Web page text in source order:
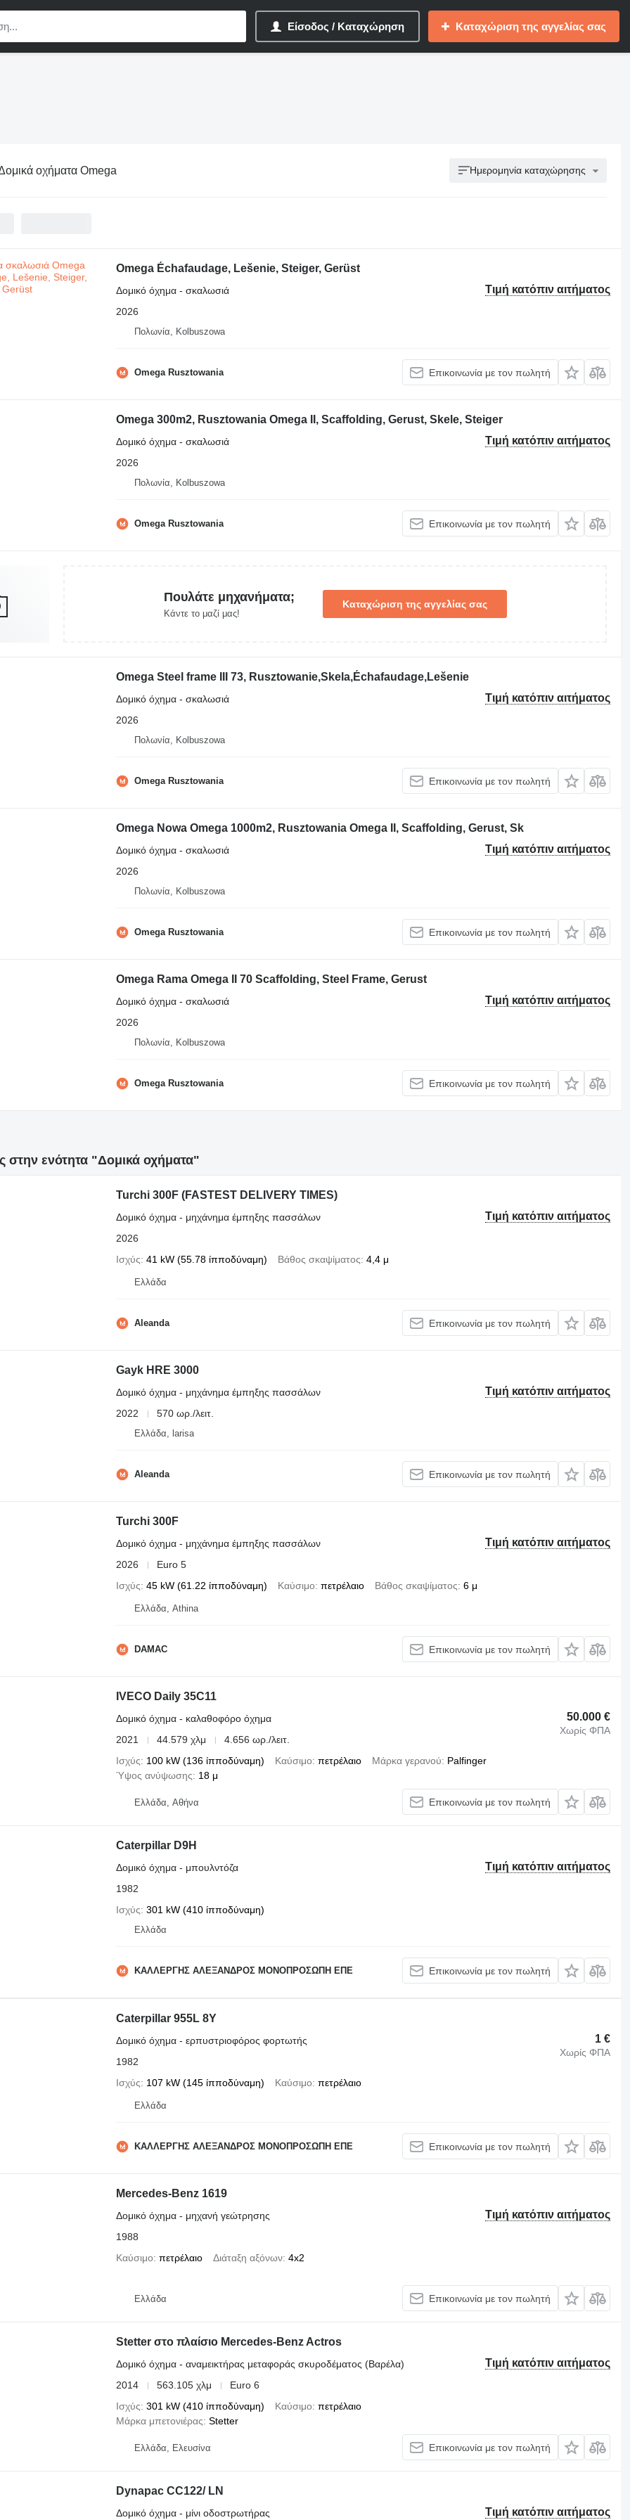
Είσοδος / Καταχώρηση Καταχώριση της αγγελίας σας
οχήματα Omega Ημερομηνία καταχώρησης
Omega Échafaudage, Lešenie, Steiger, Gerüst
Τιμή κατόπιν αιτήματος
Δομικό όχημα - σκαλωσιά
2026
Πολωνία, Kolbuszowa
Omega Rusztowania Επικοινωνία με τον πωλητή
Omega 300m2, Rusztowania Omega II, Scaffolding, Gerust, Skele, Steiger
Τιμή κατόπιν αιτήματος
Δομικό όχημα - σκαλωσιά
2026
Πολωνία, Kolbuszowa
Omega Rusztowania Επικοινωνία με τον πωλητή
Πουλάτε μηχανήματα;
Κάντε το μαζί μας!
Καταχώριση της αγγελίας σας
Omega Steel frame III 73, Rusztowanie,Skela,Échafaudage,Lešenie
Τιμή κατόπιν αιτήματος
Δομικό όχημα - σκαλωσιά
2026
Πολωνία, Kolbuszowa
Omega Rusztowania Επικοινωνία με τον πωλητή
Omega Nowa Omega 1000m2, Rusztowania Omega II, Scaffolding, Gerust, Sk
Τιμή κατόπιν αιτήματος
Δομικό όχημα - σκαλωσιά
2026
Πολωνία, Kolbuszowa
Omega Rusztowania Επικοινωνία με τον πωλητή
Omega Rama Omega II 70 Scaffolding, Steel Frame, Gerust
Τιμή κατόπιν αιτήματος
Δομικό όχημα - σκαλωσιά
2026
Πολωνία, Kolbuszowa
Omega Rusztowania Επικοινωνία με τον πωλητή
στην ενότητα "Δομικά οχήματα"
Turchi 300F (FASTEST DELIVERY TIMES)
Τιμή κατόπιν αιτήματος
Δομικό όχημα - μηχάνημα έμπηξης πασσάλων
2026
Ισχύς 41 kW (55.78 ίπποδύναμη) Βάθος σκαψίματος 4,4 μ
Ελλάδα
Aleanda Επικοινωνία με τον πωλητή
Gayk HRE 3000
Τιμή κατόπιν αιτήματος
Δομικό όχημα - μηχάνημα έμπηξης πασσάλων
2022
570 ωρ./λειτ.
Ελλάδα, larisa
Aleanda Επικοινωνία με τον πωλητή
Turchi 300F
Τιμή κατόπιν αιτήματος
Δομικό όχημα - μηχάνημα έμπηξης πασσάλων
2026
Euro 5
Ισχύς 45 kW (61.22 ίπποδύναμη) Καύσιμο πετρέλαιο Βάθος σκαψίματος 6 μ
Ελλάδα, Athina
DAMAC Επικοινωνία με τον πωλητή
IVECO Daily 35C11
50.000 €
Χωρίς ΦΠΑ
Δομικό όχημα - καλαθοφόρο όχημα
2021
44.579 χλμ
4.656 ωρ./λειτ.
Ισχύς
100 kW (136 ίπποδύναμη) Καύσιμο πετρέλαιο Μάρκα γερανού
Palfinger
Ύψος ανύψωσης
18 μ
Ελλάδα, Αθήνα Επικοινωνία με τον πωλητή
Caterpillar D9H
Τιμή κατόπιν αιτήματος
Δομικό όχημα - μπουλντόζα
1982
Ισχύς 301 kW (410 ίπποδύναμη)
Ελλάδα
ΚΑΛΛΕΡΓΗΣ ΑΛΕΞΑΝΔΡΟΣ ΜΟΝΟΠΡΟΣΩΠΗ ΕΠΕ Επικοινωνία με τον πωλητή
Caterpillar 955L 8Y
1 €
Χωρίς ΦΠΑ
Δομικό όχημα - ερπυστριοφόρος φορτωτής
1982
Ισχύς
107 kW (145 ίπποδύναμη) Καύσιμο πετρέλαιο
Ελλάδα
ΚΑΛΛΕΡΓΗΣ ΑΛΕΞΑΝΔΡΟΣ ΜΟΝΟΠΡΟΣΩΠΗ ΕΠΕ Επικοινωνία με τον πωλητή
Mercedes-Benz 1619
Τιμή κατόπιν αιτήματος
Δομικό όχημα - μηχανή γεώτρησης
1988
Καύσιμο πετρέλαιο Διάταξη αξόνων 4x2
Ελλάδα Επικοινωνία με τον πωλητή
Stetter στο πλαίσιο Mercedes-Benz Actros
Τιμή κατόπιν αιτήματος
Δομικό όχημα - αναμεικτήρας μεταφοράς σκυροδέματος (Βαρέλα)
2014
563.105 χλμ
Euro 6
Ισχύς 301 kW (410 ίπποδύναμη) Καύσιμο πετρέλαιο
Μάρκα μπετονιέρας Stetter
Ελλάδα, Ελευσίνα Επικοινωνία με τον πωλητή
Dynapac CC122/ LN
Τιμή κατόπιν αιτήματος
Δομικό όχημα - μίνι οδοστρωτήρας